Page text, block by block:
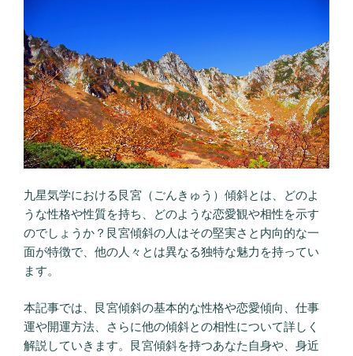
九星気学における艮宮（ごんきゅう）傾斜とは、どのよ
うな性格や性質を持ち、どのような恋愛観や相性を示す
のでしょうか？艮宮傾斜の人はその堅実さと内向的な一
面が特徴で、他の人々とは異なる独特な魅力を持ってい
ます。
本記事では、艮宮傾斜の基本的な性格や恋愛傾向、仕事
運や開運方法、さらに他の傾斜との相性について詳しく
解説していきます。艮宮傾斜を持つあなた自身や、身近